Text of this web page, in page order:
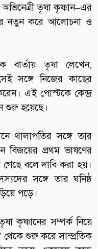
তৃষা কৃষ্ণান–এর
নতুন করে আলোচনা ও
বার্তায় তৃষা লেখেন,
সঙ্গে নিজের কাছের
এই পোস্টকে কেন্দ্র
শুরু হয়েছে।
থালাপতির সঙ্গে তার
বিজয়ের প্রথম ভাষণের
বলে দাবি করা হয়।
সঙ্গে তার ঘনিষ্ঠ
পড়ে।
কৃষ্ণানের সম্পর্ক নিয়ে
থেকে শুরু করে সাম্প্রতিক